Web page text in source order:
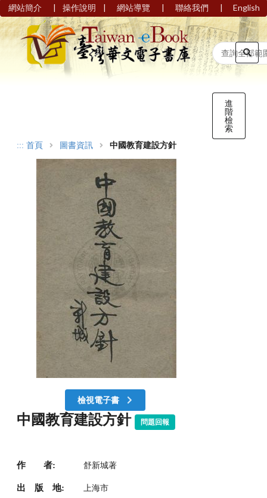
網站簡介 | 操作說明 | 網站導覽 | 聯絡我們 | English
進
階
檢
索
::: 首頁 圖書資訊 中國教育建設方針
檢視電子書
中國教育建設方針 問題回報
作 者: 舒新城著
出 版 地: 上海市